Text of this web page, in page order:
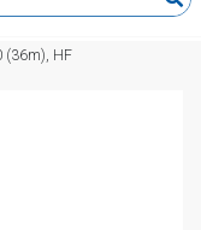
(36m), HF